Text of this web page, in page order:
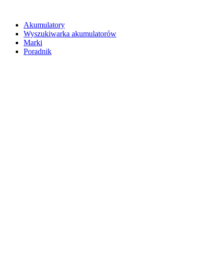
Akumulatory
Wyszukiwarka akumulatorów
Marki
Poradnik